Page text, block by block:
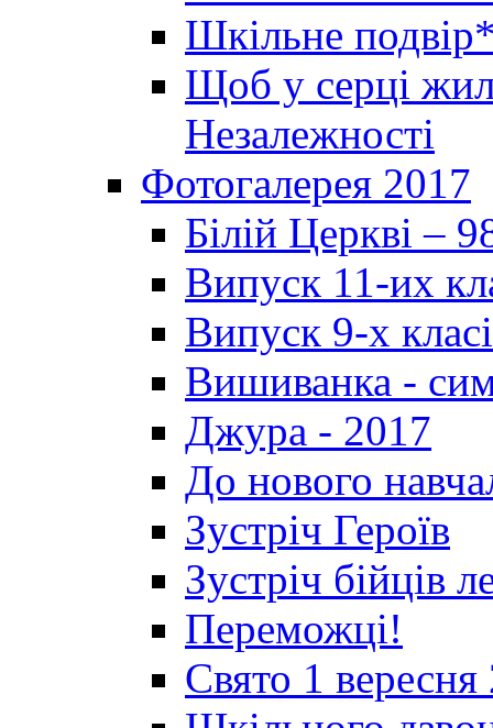
Шкільне
Щоб у серці
Незалежності
Фотогалерея 2017
Білій Церкві –
Випуск 11-их
Випуск 9-х
Вишиванка -
Джура - 2017
До нового
Зустріч Героїв
Зустріч бійців
Переможці!
Свято 1 вересня